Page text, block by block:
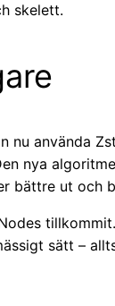
skelett.
nu använda
nya
bättre ut och
sätt –